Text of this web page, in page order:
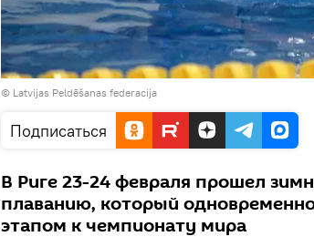
© Latvijas Peldēšanas federacija
Подписаться
В Риге 23-24 февраля прошел
плаванию, который
этапом к чемпионату мира